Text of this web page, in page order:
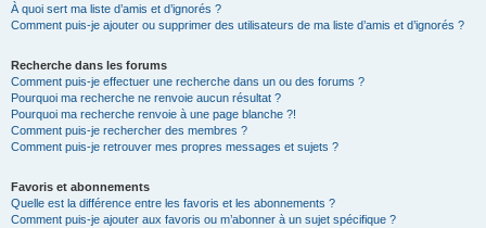
À quoi sert ma liste d’amis et d’ignorés ?
Comment puis-je ajouter ou supprimer des utilisateurs de ma liste d’amis et d’ignorés ?
Recherche dans les forums
Comment puis-je effectuer une recherche dans un ou des forums ?
Pourquoi ma recherche ne renvoie aucun résultat ?
Pourquoi ma recherche renvoie à une page blanche ?!
Comment puis-je rechercher des membres ?
Comment puis-je retrouver mes propres messages et sujets ?
Favoris et abonnements
Quelle est la différence entre les favoris et les abonnements ?
Comment puis-je ajouter aux favoris ou m’abonner à un sujet spécifique ?